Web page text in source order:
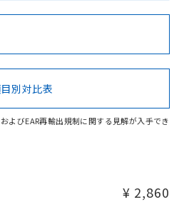
Cd Cr(VI)
る可能性があります。
別対比表
よびEAR再輸出規制に関する見解が入手でき
¥ 2,860